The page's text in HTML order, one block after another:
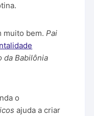
muito bem.Pai
da Babilônia
o
ajuda a criar